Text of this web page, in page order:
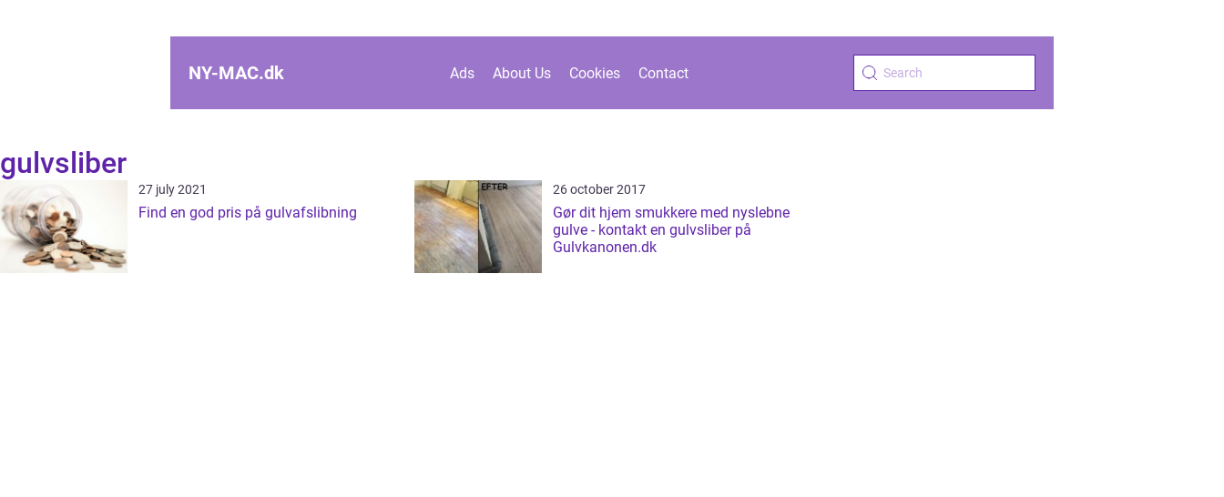
NY-MAC.dk Ads About Us Cookies Contact
gulvsliber
27 july 2021
Find en god pris på gulvafslibning
26 october 2017
Gør dit hjem smukkere med nyslebne
gulve - kontakt en gulvsliber på
Gulvkanonen.dk